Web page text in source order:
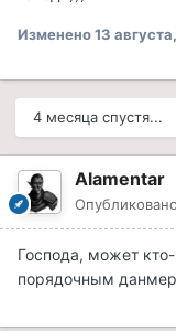
Изменено13
4 месяца спустя...
Alamentar
Опубликовано
Господа, может
порядочным